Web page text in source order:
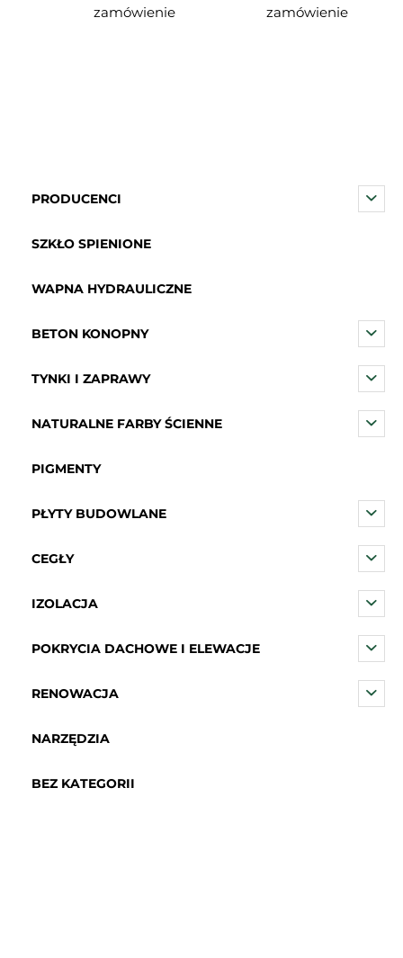
PRODUCENCI
SZKŁO SPIENIONE
WAPNA HYDRAULICZNE
BETON KONOPNY
TYNKI I ZAPRAWY
NATURALNE FARBY ŚCIENNE
PIGMENTY
PŁYTY BUDOWLANE
CEGŁY
IZOLACJA
POKRYCIA DACHOWE I ELEWACJE
RENOWACJA
NARZĘDZIA
BEZ KATEGORII
zamówienie
zamówienie